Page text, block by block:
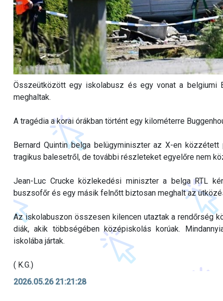
Összeütközött egy iskolabusz és egy vonat a belgiumi
meghaltak.
A tragédia a korai órákban történt egy kilométerre
Bernard Quintin belga belügyminiszter az X-en
tragikus balesetről, de további részleteket egyelőre nem
Jean-Luc Crucke közlekedési miniszter a belga RTL
buszsofőr és egy másik felnőtt biztosan meghalt az
Az iskolabuszon összesen kilencen utaztak a rendőrség
diák, akik többségében középiskolás korúak.
iskolába jártak.
( K.G.)
2026.05.26 21:21:28